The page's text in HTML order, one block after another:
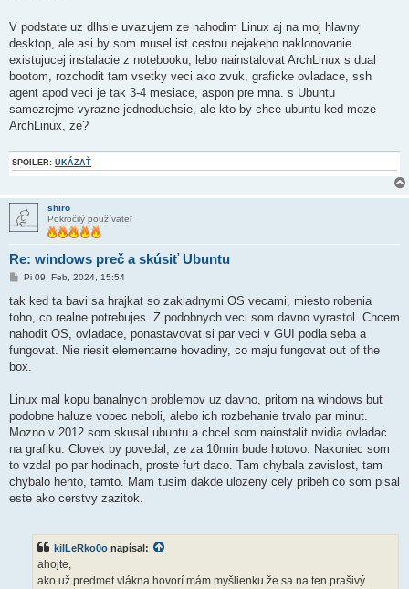
V podstate uz dlhsie uvazujem ze nahodim Linux aj na moj hlavny
desktop, ale asi by som musel ist cestou nejakeho naklonovanie
existujucej instalacie z notebooku, lebo nainstalovat ArchLinux s dual
bootom, rozchodit tam vsetky veci ako zvuk, graficke ovladace, ssh
agent apod veci je tak 3-4 mesiace, aspon pre mna. s Ubuntu
samozrejme vyrazne jednoduchsie, ale kto by chce ubuntu ked moze
ArchLinux, ze?
SPOILER: UKÁZAŤ
shiro
Pokročilý používateľ
Re: windows preč a skúsiť Ubuntu
P
í
p
e
o
k
Pi 09. Feb, 2024, 15:54
tak ked ta bavi sa hrajkat so zakladnymi OS vecami, miesto robenia
toho, co realne potrebujes. Z podobnych veci som davno vyrastol. Chcem
nahodit OS, ovladace, ponastavovat si par veci v GUI podla seba a
fungovat. Nie riesit elementarne hovadiny, co maju fungovat out of the
box.
Linux mal kopu banalnych problemov uz davno, pritom na windows but
podobne haluze vobec neboli, alebo ich rozbehanie trvalo par minut.
Mozno v 2012 som skusal ubuntu a chcel som nainstalit nvidia ovladac
na grafiku. Clovek by povedal, ze za 10min bude hotovo. Nakoniec som
to vzdal po par hodinach, proste furt daco. Tam chybala zavislost, tam
chybalo hento, tamto. Mam tusim dakde ulozeny cely pribeh co som pisal
este ako cerstvy zazitok.
kilLeRko0o napísal:
ahojte,
ako už predmet vlákna hovorí mám myšlienku že sa na ten prašivý